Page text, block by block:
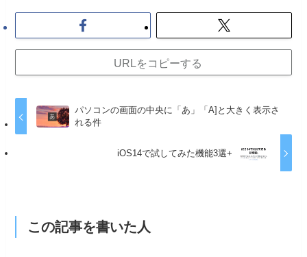
URLをコピーする
パソコンの画面の中央に「あ」「A]と大きく表示さ
れる件
iOS14で試してみた機能3選+
この記事を書いた人